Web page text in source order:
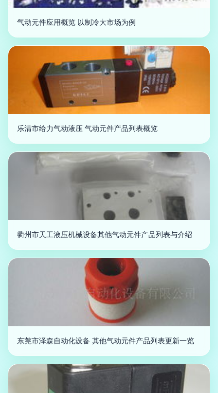
气动元件应用概览 以制冷大市场为例
乐清市给力气动液压 气动元件产品列表概览
衢州市天工液压机械设备其他气动元件产品列表与介绍
东莞市泽森自动化设备 其他气动元件产品列表更新一览